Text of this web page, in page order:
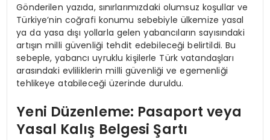
Gönderilen yazıda, sınırlarımızdaki olumsuz koşullar ve
Türkiye’nin coğrafi konumu sebebiyle ülkemize yasal
ya da yasa dışı yollarla gelen yabancıların sayısındaki
artışın milli güvenliği tehdit edebileceği belirtildi. Bu
sebeple, yabancı uyruklu kişilerle Türk vatandaşları
arasındaki evliliklerin milli güvenliği ve egemenliği
tehlikeye atabileceği üzerinde duruldu.
Yeni Düzenleme: Pasaport veya
Yasal Kalış Belgesi Şartı